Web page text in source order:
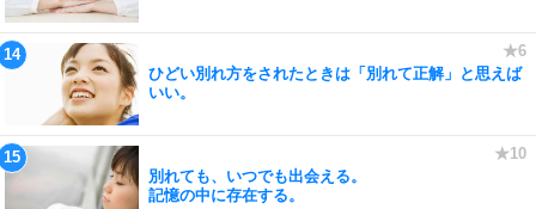
ひどい別れ方をされたときは「別れて正解」と思えば
いい。
別れても、いつでも出会える。
記憶の中に存在する。